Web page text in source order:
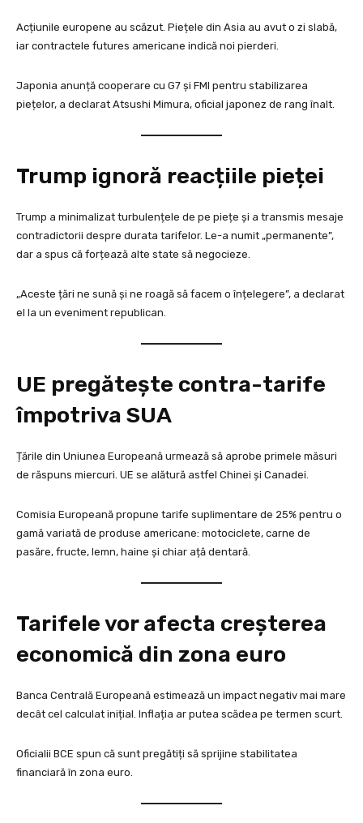
Acțiunile europene au scăzut. Piețele din Asia au avut o zi slabă,
iar contractele futures americane indică noi pierderi.
Japonia anunță cooperare cu G7 și FMI pentru stabilizarea
piețelor, a declarat Atsushi Mimura, oficial japonez de rang înalt.
Trump ignoră reacțiile pieței
Trump a minimalizat turbulențele de pe piețe și a transmis mesaje
contradictorii despre durata tarifelor. Le-a numit „permanente”,
dar a spus că forțează alte state să negocieze.
„Aceste țări ne sună și ne roagă să facem o înțelegere”, a declarat
el la un eveniment republican.
UE pregătește contra-tarife
împotriva SUA
Țările din Uniunea Europeană urmează să aprobe primele măsuri
de răspuns miercuri. UE se alătură astfel Chinei și Canadei.
Comisia Europeană propune tarife suplimentare de 25% pentru o
gamă variată de produse americane: motociclete, carne de
pasăre, fructe, lemn, haine și chiar ață dentară.
Tarifele vor afecta creșterea
economică din zona euro
Banca Centrală Europeană estimează un impact negativ mai mare
decât cel calculat inițial. Inflația ar putea scădea pe termen scurt.
Oficialii BCE spun că sunt pregătiți să sprijine stabilitatea
financiară în zona euro.